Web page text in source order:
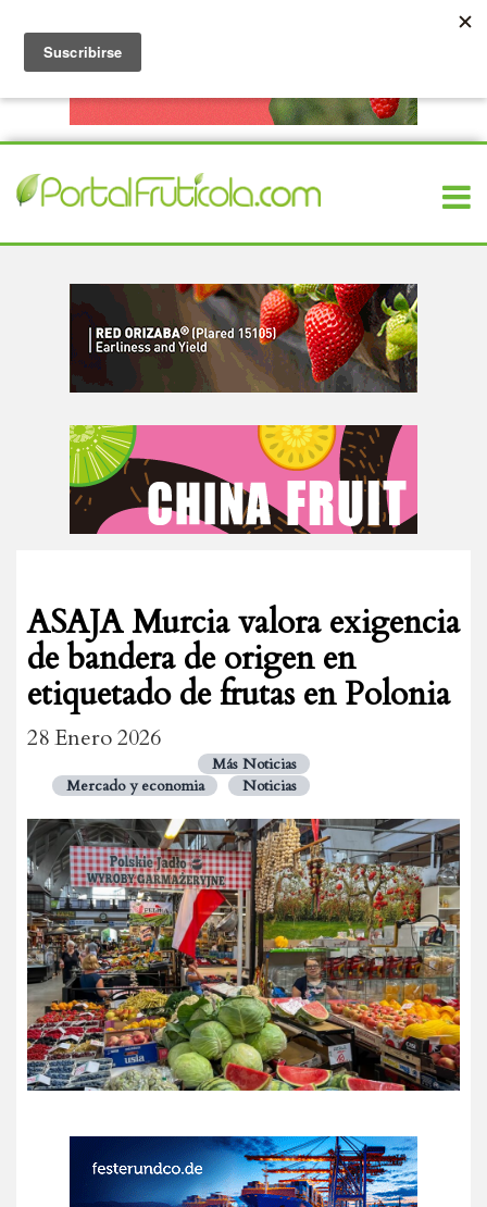
ASAJA Murcia valora exigencia
de bandera de origen en
etiquetado de frutas en Polonia
28 Enero 2026
Más Noticias
Mercado y economia
Noticias